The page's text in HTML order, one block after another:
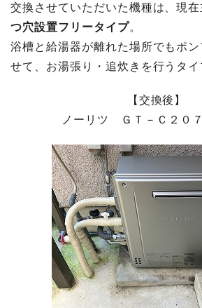
交換させていただいた機種は、現
つ穴設置フリータイプ。
浴槽と給湯器が離れた場所でもポ
せて、お湯張り・追炊きを行うタイ
【交換後】
ノーリツ ＧＴ－Ｃ２０